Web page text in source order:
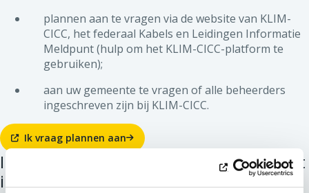
plannen aan te vragen via de website van KLIM-
CICC, het federaal Kabels en Leidingen Informatie
Meldpunt (hulp om het KLIM-CICC-platform te
gebruiken);
aan uw gemeente te vragen of alle beheerders
ingeschreven zijn bij KLIM-CICC.
Ik vraag plannen aan
Ik heb de plannen ontvangen, wat moet
ik doen?